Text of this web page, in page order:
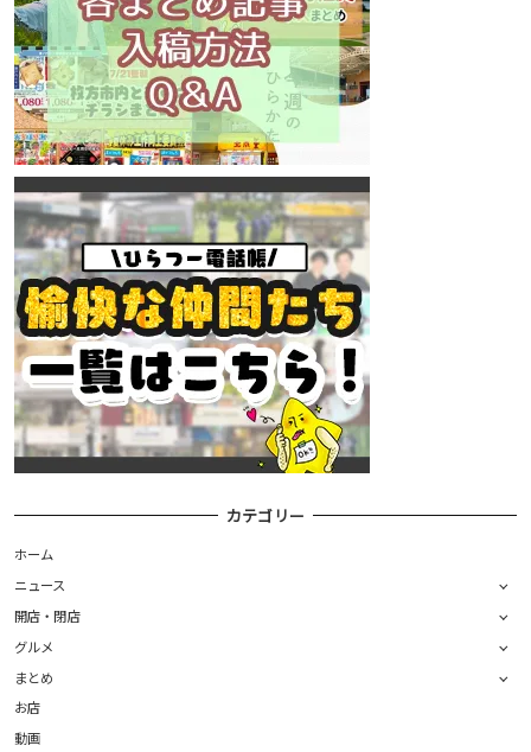
カテゴリー
ホーム
ニュース
開店・閉店
グルメ
まとめ
お店
動画